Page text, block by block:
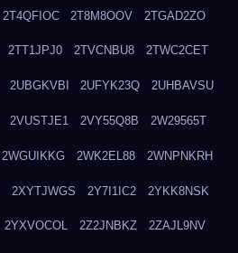
2T4QFIOC 2T8M8OOV 2TGAD2ZO
2TT1JPJ0 2TVCNBU8 2TWC2CET
2UBGKVBI 2UFYK23Q 2UHBAVSU
2VUSTJE1 2VY55Q8B 2W29565T
2WGUIKKG 2WK2EL88 2WNPNKRH
2XYTJWGS 2Y7I1IC2 2YKK8NSK
2YXVOCOL 2Z2JNBKZ 2ZAJL9NV